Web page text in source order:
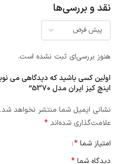
نقد و بررسی‌ها
هنوز بررسی‌ای ثبت نشده است.
اینچ کیز ایران مدل 5370”
نشانی ایمیل شما منتشر نخواهد شد.
علامت‌گذاری شده‌اند *
امتیاز شما *
دیدگاه شما *